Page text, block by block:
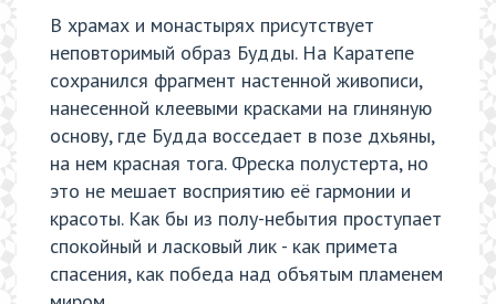
В храмах и монастырях присутствует
неповторимый образ Будды. На Каратепе
сохранился фрагмент настенной живописи,
нанесенной клеевыми красками на глиняную
основу, где Будда восседает в позе дхьяны,
на нем красная тога. Фреска полустерта, но
это не мешает восприятию её гармонии и
красоты. Как бы из полу-небытия проступает
спокойный и ласковый лик - как примета
спасения, как победа над объятым пламенем